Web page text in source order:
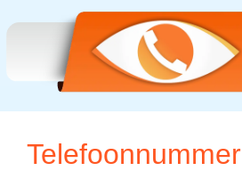
Telefoonnummer